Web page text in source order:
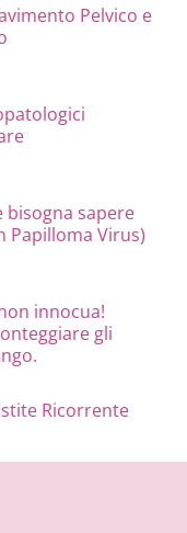
Pelvico e
sapere
Papilloma Virus)
innocua!
gli
Ricorrente